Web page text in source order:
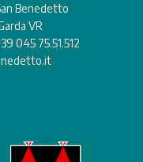
Benedetto
VR
045 75.51.512